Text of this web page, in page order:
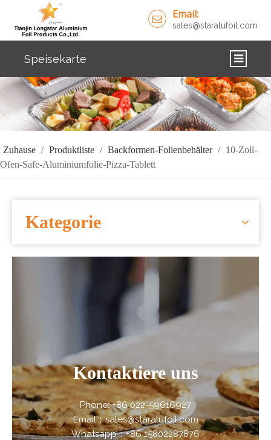
Email:
sales@staralufoil.com
Speisekarte
ZUHAUSE
PRODUKTE
ÜBER UNS
NACHRICHTEN
KONTAKTIERE UNS
Zuhause / Produktliste / Backformen-Folienbehälter / 10-Zoll-
Ofen-Safe-Aluminiumfolie-Pizza-Tablett
Kategorie
Kontaktiere uns
Phone: +86 022-59616927
Email：sales@staralufoil.com
Whatsapp：+86 15802287876